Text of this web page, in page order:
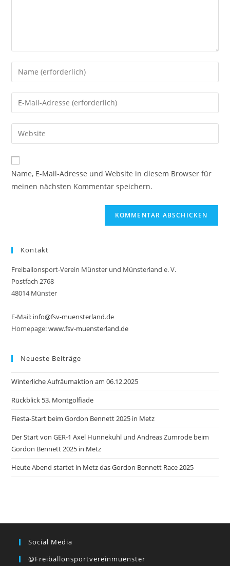
Gib
deinen
Namen
oder
zum
Kommentieren
ein
Gib
deine
E-
Mail-
zum
Kommentieren
ein
Gib
deine
Website-
URL
Name, E-Mail-Adresse und Website in diesem Browser für
meinen nächsten Kommentar speichern.
Kontakt
Freiballonsport-Verein Münster und Münsterland e. V.
Postfach 2768
48014 Münster
E-Mail: info@fsv-muensterland.de
Homepage:www.fsv-muensterland.de
Neueste Beiträge
Winterliche Aufräumaktion am 06.12.2025
Rückblick 53. Montgolfiade
Fiesta-Start beim Gordon Bennett 2025 in Metz
Der Start von GER-1 Axel Hunnekuhl und Andreas Zumrode beim
Gordon Bennett 2025 in Metz
Heute Abend startet in Metz das Gordon Bennett Race 2025
Social Media
@freiballonsportvereinmuenster